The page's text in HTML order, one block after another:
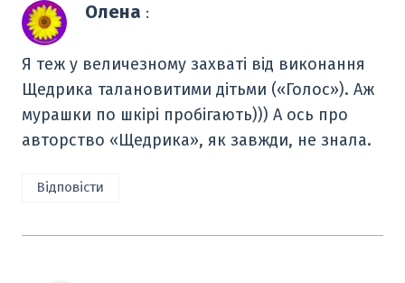
Олена :
Я теж у величезному захваті від виконання
Щедрика талановитими дітьми («Голос»). Аж
мурашки по шкірі пробігають))) А ось про
авторство «Щедрика», як завжди, не знала.
Відповісти